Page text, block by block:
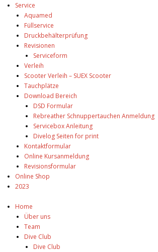
Service
Aquamed
Füllservice
Druckbehälterprüfung
Revisionen
Serviceform
Verleih
Scooter Verleih – SUEX Scooter
Tauchplätze
Download Bereich
DSD Formular
Rebreather Schnuppertauchen Anmeldung
Servicebox Anleitung
Divelog Seiten for print
Kontaktformular
Online Kursanmeldung
Revisionsformular
Online Shop
2023
Home
Über uns
Team
Dive Club
Dive Club